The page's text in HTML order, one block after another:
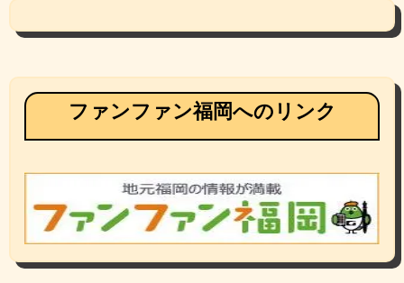
ファンファン福岡へのリンク